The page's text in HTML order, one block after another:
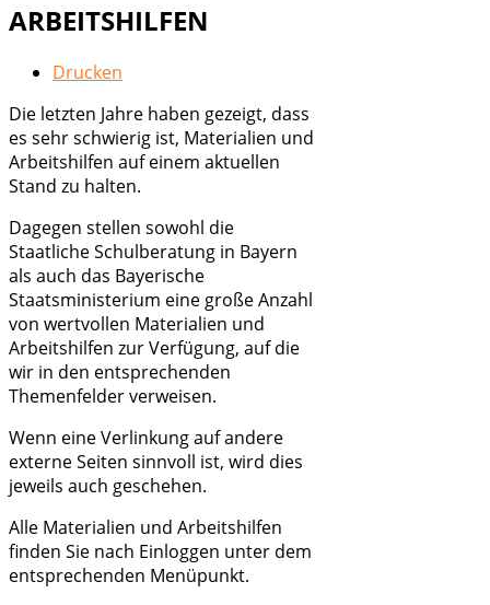
ARBEITSHILFEN
Drucken
Die letzten Jahre haben gezeigt, dass
es sehr schwierig ist, Materialien und
Arbeitshilfen auf einem aktuellen
Stand zu halten.
Dagegen stellen sowohl die
Staatliche Schulberatung in Bayern
als auch das Bayerische
Staatsministerium eine große Anzahl
von wertvollen Materialien und
Arbeitshilfen zur Verfügung, auf die
wir in den entsprechenden
Themenfelder verweisen.
Wenn eine Verlinkung auf andere
externe Seiten sinnvoll ist, wird dies
jeweils auch geschehen.
Alle Materialien und Arbeitshilfen
finden Sie nach Einloggen unter dem
entsprechenden Menüpunkt.